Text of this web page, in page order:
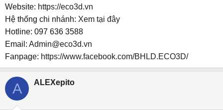
Website: https://eco3d.vn
Hệ thống chi nhánh: Xem tại đây
Hotline: 097 636 3588
Email: Admin@eco3d.vn
Fanpage: https://www.facebook.com/BHLD.ECO3D/
A ALEXepito